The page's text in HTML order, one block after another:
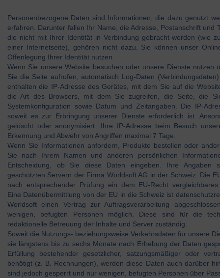
Personenbezogene Daten sind Informationen, die dazu genutzt
erfahren. Darunter fallen Ihr Name, die Adresse, Postanschrift und
die nicht mit Ihrer Identität in Verbindung gebracht werden (wie
einer Internetseite), gehören nicht dazu. Sie können unser
Offenlegung Ihrer Identität nutzen.
Wenn Sie unsere Website besuchen oder unsere Dienste nutzen
Sie die Seite aufrufen, automatisch Log-Daten
enthalten die IP-Adresse des Gerätes, mit dem Sie auf die
die Art des Browsers, mit dem Sie zugreifen, die Seite, die
Systemkonfiguration sowie Datum und Zeitangaben. Die IP-
soweit es zur Erbringung unserer Dienste erforderlich ist.
gelöscht oder anonymisiert. Ihre IP-Adresse beim Besuch
Erkennung und Abwehr von Angriffen maximal 7 Tage.
Wenn Sie Informationen anfordern, Produkte bestellen oder
Sie nach Ihrem Namen und anderen persönlichen
Entscheidung, ob Sie diese Daten eingeben. Ihre Angaben
geschützten Servern der Firma Worldsoft AG in der Schweiz. Die
nach entsprechender Prüfung ein dem EU-Recht
Eine Datenübermittlung von der EU in die Schweiz ist
Worldsoft einen Vertrag zur Auftragsverarbeitung
wenigen, befugten Personen möglich. Diese sind für die
redaktionelle Betreuung der Inhalte und Server zuständig.
Soweit die Nutzungs- beziehungsweise Verkehrsdaten für unsere
sie längstens bis zu sechs Monate nach Erhebung der Daten
Erfüllung bestehender gesetzlicher, satzungsmäßiger oder
benötigt (z. B. Rechnungen), werden diese Daten auch darüber
sind jedoch gesperrt und nur wenigen, befugten Personen über